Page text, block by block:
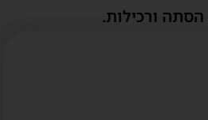
ורכילות.